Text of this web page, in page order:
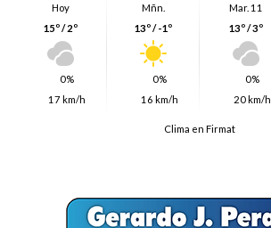
Hoy
15º / 2º
0%
17 km/h
Mñn.
13º / -1º
0%
16 km/h
Mar. 11
13º / 3º
0%
20 km/h
Clima en Firmat